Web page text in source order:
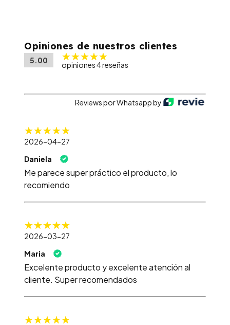
Opiniones de nuestros clientes
5.00 opiniones 4 reseñas
Reviews por Whatsapp by
2026-04-27
Daniela
Me parece super práctico el producto, lo
recomiendo
2026-03-27
Maria
Excelente producto y excelente atención al
cliente. Super recomendados